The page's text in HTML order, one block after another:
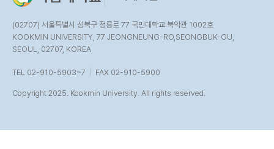
(02707) 서울특별시 성북구 정릉로 77 국민대학교 북악관 1002호
KOOKMIN UNIVERSITY, 77 JEONGNEUNG-RO,SEONGBUK-GU,
SEOUL, 02707, KOREA
TEL 02-910-5903~7 FAX 02-910-5900
Copyright 2025. Kookmin University. All rights reserved.